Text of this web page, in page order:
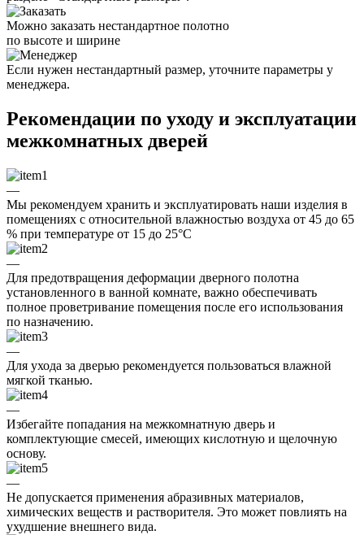
Можно заказать нестандартное полотно
по высоте и ширине
Если нужен нестандартный размер, уточните параметры у
менеджера.
Рекомендации по уходу и эксплуатации
межкомнатных дверей
—
Мы рекомендуем хранить и эксплуатировать наши изделия в
помещениях с относительной влажностью воздуха от 45 до 65
% при температуре от 15 до 25°C
—
Для предотвращения деформации дверного полотна
установленного в ванной комнате, важно обеспечивать
полное проветривание помещения после его использования
по назначению.
—
Для ухода за дверью рекомендуется пользоваться влажной
мягкой тканью.
—
Избегайте попадания на межкомнатную дверь и
комплектующие смесей, имеющих кислотную и щелочную
основу.
—
Не допускается применения абразивных материалов,
химических веществ и растворителя. Это может повлиять на
ухудшение внешнего вида.